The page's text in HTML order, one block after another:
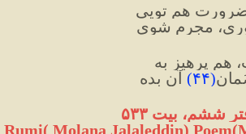
هم تویی
پرهیز به
(۴۴) آن بده
ششم، بیت ۵۳۳
Rumi( Molana Jalaleddin)